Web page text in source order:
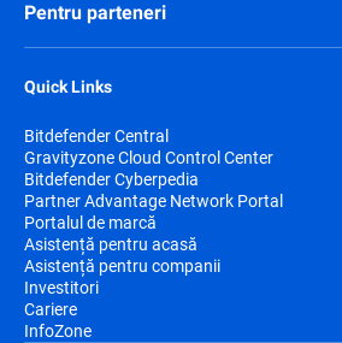
Pentru parteneri
Quick Links
Bitdefender Central
Gravityzone Cloud Control Center
Bitdefender Cyberpedia
Partner Advantage Network Portal
Portalul de marcă
Asistență pentru acasă
Asistență pentru companii
Investitori
Cariere
InfoZone